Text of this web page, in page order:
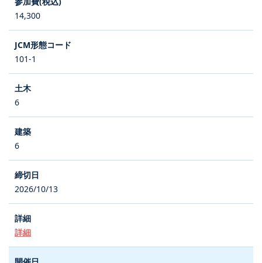
14,300
101-1
6
6
2026/10/13
詳細